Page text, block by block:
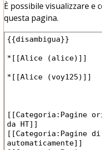
È possibile visualizzare e
questa pagina.